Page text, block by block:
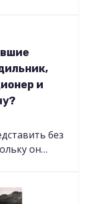
и
без
он…